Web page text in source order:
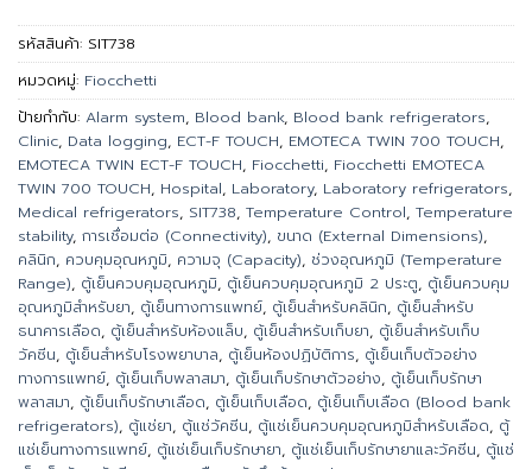
รหัสสินค้า: SIT738
หมวดหมู่: Fiocchetti
ป้ายกำกับ: Alarm system, Blood bank, Blood bank refrigerators,
Clinic, Data logging, ECT-F TOUCH, EMOTECA TWIN 700 TOUCH,
EMOTECA TWIN ECT-F TOUCH, Fiocchetti, Fiocchetti EMOTECA
TWIN 700 TOUCH, Hospital, Laboratory, Laboratory refrigerators,
Medical refrigerators, SIT738, Temperature Control, Temperature
stability, การเชื่อมต่อ (Connectivity), ขนาด (External Dimensions),
คลินิก, ควบคุมอุณหภูมิ, ความจุ (Capacity), ช่วงอุณหภูมิ (Temperature
Range), ตู้เย็นควบคุมอุณหภูมิ, ตู้เย็นควบคุมอุณหภูมิ 2 ประตู, ตู้เย็นควบคุม
อุณหภูมิสำหรับยา, ตู้เย็นทางการแพทย์, ตู้เย็นสำหรับคลินิก, ตู้เย็นสำหรับ
ธนาคารเลือด, ตู้เย็นสำหรับห้องแล็บ, ตู้เย็นสำหรับเก็บยา, ตู้เย็นสำหรับเก็บ
วัคซีน, ตู้เย็นสำหรับโรงพยาบาล, ตู้เย็นห้องปฏิบัติการ, ตู้เย็นเก็บตัวอย่าง
ทางการแพทย์, ตู้เย็นเก็บพลาสมา, ตู้เย็นเก็บรักษาตัวอย่าง, ตู้เย็นเก็บรักษา
พลาสมา, ตู้เย็นเก็บรักษาเลือด, ตู้เย็นเก็บเลือด, ตู้เย็นเก็บเลือด (Blood bank
refrigerators), ตู้แช่ยา, ตู้แช่วัคซีน, ตู้แช่เย็นควบคุมอุณหภูมิสำหรับเลือด, ตู้
แช่เย็นทางการแพทย์, ตู้แช่เย็นเก็บรักษายา, ตู้แช่เย็นเก็บรักษายาและวัคซีน, ตู้แช่